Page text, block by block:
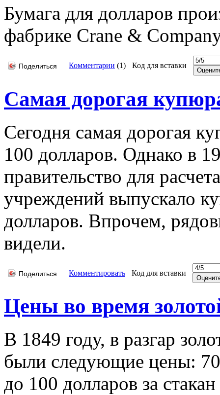
Бумага для долларов
фабрике Crane &
Поделиться Комментарии (1) Код для вставки
Самая дорогая
Сегодня самая дорогая
100 долларов. Однако в
правительство для
учреждений выпускало
долларов. Впрочем,
видели.
Поделиться Комментировать Код для вставки
Цены во время
В 1849 году, в разгар
были следующие цены:
до 100 долларов за